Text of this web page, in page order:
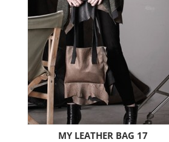
MY LEATHER BAG 17